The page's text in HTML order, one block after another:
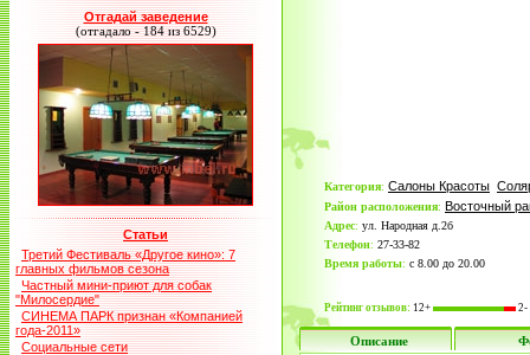
Отгадай заведение
(отгадало - 184 из 6529)
Статьи
Третий Фестиваль «Другое кино»: 7
главных фильмов сезона
Частный мини-приют для собак
"Милосердие"
СИНЕМА ПАРК признан «Компанией
года-2011»
Социальные сети
Категория: Салоны Красоты
Район расположения: Восточный
Адрес: ул. Народная д.2б
Телефон: 27-33-82
Время работы: с 8.00 до 20.00
Рейтинг отзывов: 12+ 2-
Описание